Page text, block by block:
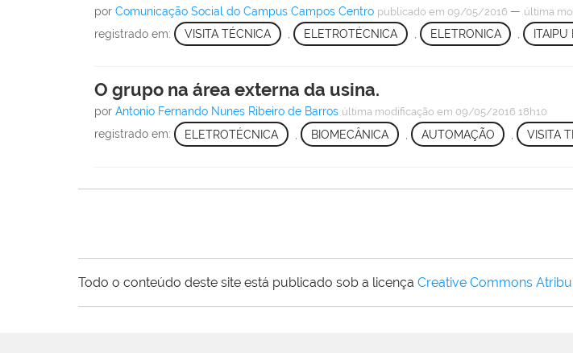
porComunicação Social do Campus Campos Centro publicado em 09/05/2016 — última
registrado em: VISITA TÉCNICA ELETROTÉCNICA ELETRONICA , ITAIPU
O grupo na área externa da usina.
porAntonio Fernando Nunes Ribeiro de Barros última modificação em 09/05/2016 18h10
registrado em: ELETROTÉCNICA BIOMECÂNICA AUTOMAÇÃO , VISITA
Todo o conteúdo deste site está publicado sob a licença Creative Commons